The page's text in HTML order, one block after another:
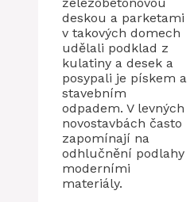
deskou a parketami
v takových domech
udělali podklad z
kulatiny a desek a
posypali je pískem a
stavebním
odpadem. V levných
novostavbách často
zapomínají na
odhlučnění podlahy
moderními
materiály.